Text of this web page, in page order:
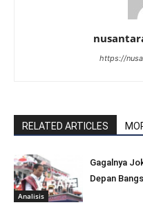
https://
RELATED ARTICLES
Analisis
Gagalnya
Depan